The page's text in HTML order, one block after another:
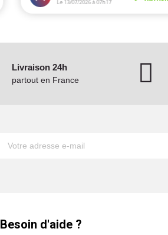
Livraison 24h
partout en France
Besoin d'aide ?